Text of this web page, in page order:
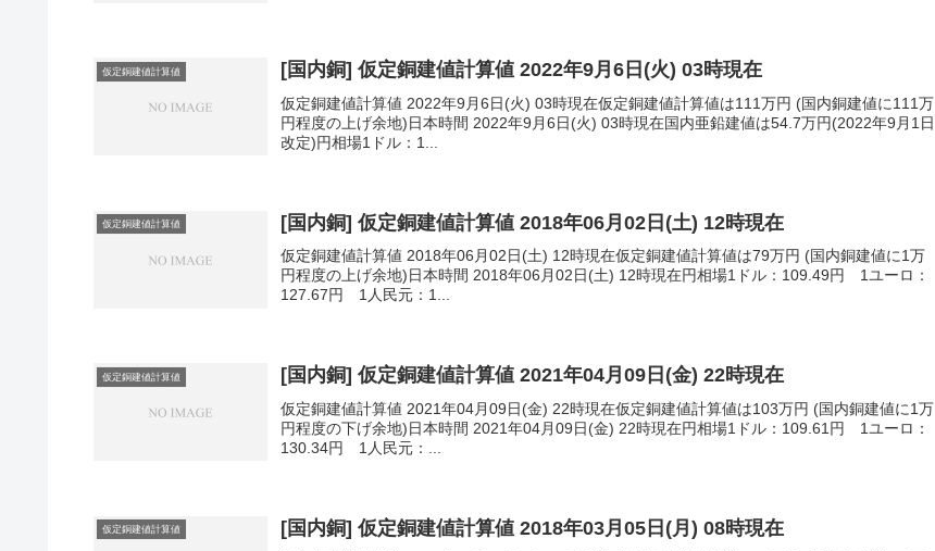
仮定銅建値計算値 [国内銅] 仮定銅建値計算値 2022年9月6日(火) 03時現在
仮定銅建値計算値 2022年9月6日(火) 03時現在仮定銅建値計算値は111万円 (国内銅建値に111万
円程度の上げ余地)日本時間 2022年9月6日(火) 03時現在国内亜鉛建値は54.7万円(2022年9月1日
改定)円相場1ドル：1...
仮定銅建値計算値 [国内銅] 仮定銅建値計算値 2018年06月02日(土) 12時現在
仮定銅建値計算値 2018年06月02日(土) 12時現在仮定銅建値計算値は79万円 (国内銅建値に1万
円程度の上げ余地)日本時間 2018年06月02日(土) 12時現在円相場1ドル：109.49円 1ユーロ：
127.67円 1人民元：1...
仮定銅建値計算値 [国内銅] 仮定銅建値計算値 2021年04月09日(金) 22時現在
仮定銅建値計算値 2021年04月09日(金) 22時現在仮定銅建値計算値は103万円 (国内銅建値に1万
円程度の下げ余地)日本時間 2021年04月09日(金) 22時現在円相場1ドル：109.61円 1ユーロ：
130.34円 1人民元：...
仮定銅建値計算値 [国内銅] 仮定銅建値計算値 2018年03月05日(月) 08時現在